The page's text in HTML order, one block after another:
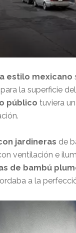
estilo mexicano
para la superficie
público tuviera
jardineras de
ventilación e
de bambú
a la